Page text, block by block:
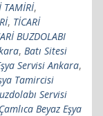
TAMİRİ,
, TİCARİ
BUZDOLABI
, Batı Sitesi
Servisi Ankara,
Tamircisi
Servisi
Çamlıca Beyaz Eşya